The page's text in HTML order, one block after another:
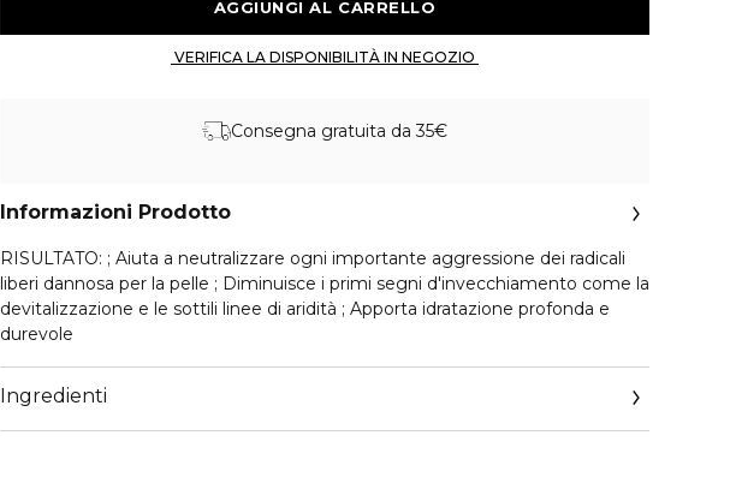
Consegna gratuita da 35€
Informazioni Prodotto
RISULTATO: ; Aiuta a neutralizzare ogni importante aggressione dei radicali
liberi dannosa per la pelle ; Diminuisce i primi segni d'invecchiamento come la
devitalizzazione e le sottili linee di aridità ; Apporta idratazione profonda e
durevole
Ingredienti